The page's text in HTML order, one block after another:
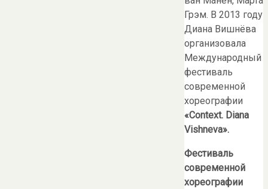
Грэм. В 2013 году
Диана Вишнёва
организовала
Международный
фестиваль
современной
хореографии
«Context. Diana
Vishneva».
Фестиваль
современной
хореографии